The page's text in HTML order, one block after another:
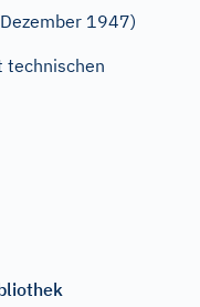
1947)
technischen